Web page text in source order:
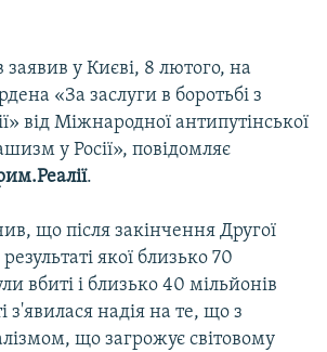
у Києві, 8 лютого, на
«За заслуги в боротьбі з
від Міжнародної антипутінської
у Росії», повідомляє
.
що після закінчення Другої
якої близько 70
вбиті і близько 40 мільйонів
з'явилася надія на те, що з
що загрожує світовому